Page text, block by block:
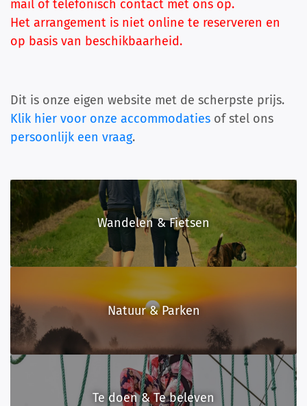
mail of telefonisch contact met ons op.
Het arrangement is niet online te reserveren en
op basis van beschikbaarheid.
Dit is onze eigen website met de scherpste prijs.
Klik hier voor onze accommodaties of stel ons
persoonlijk een vraag.
Wandelen & Fietsen
Natuur & Parken
Te doen & Te beleven